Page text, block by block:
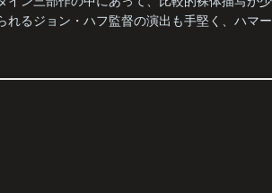
れるジョン・ハフ監督の演出も手堅く、ハマ